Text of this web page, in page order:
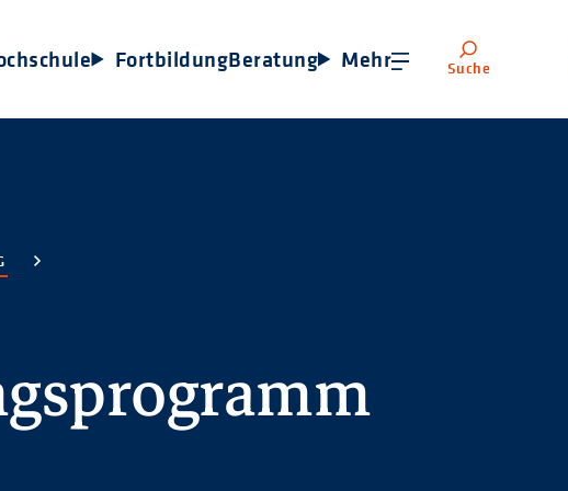
FortbildungBeratung Mehr Suche